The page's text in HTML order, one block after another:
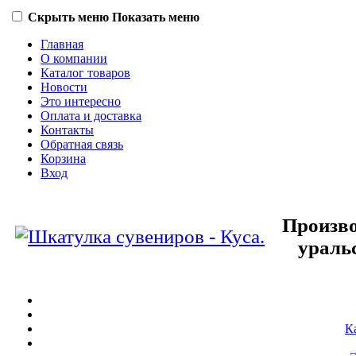
Скрыть меню Показать меню
Главная
О компании
Каталог товаров
Новости
Это интересно
Оплата и доставка
Контакты
Обратная связь
Корзина
Вход